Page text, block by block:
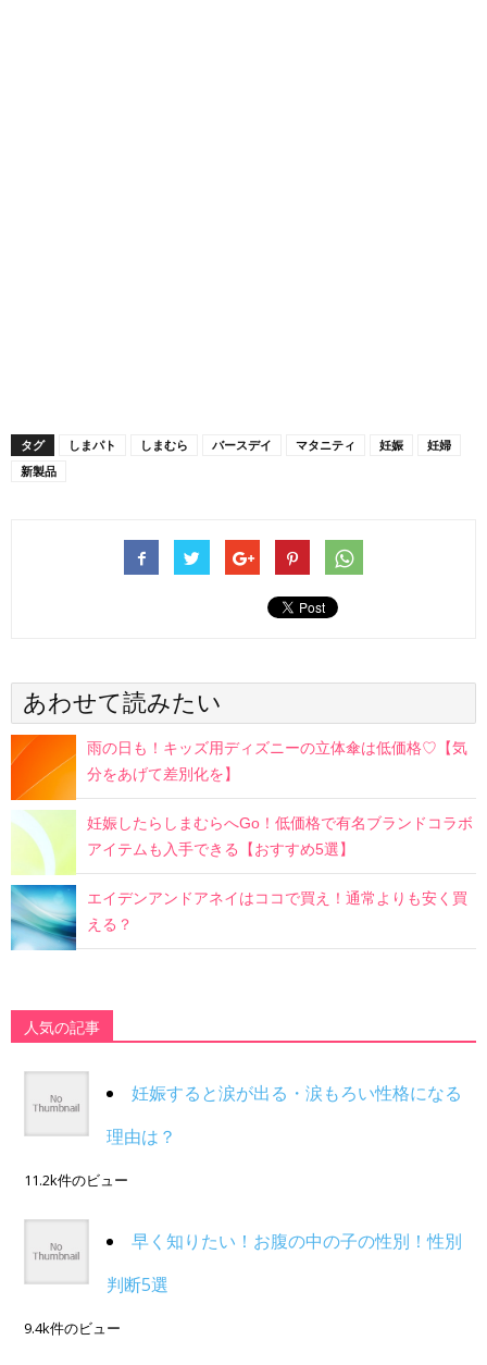
タグ しまパト しまむら バースデイ マタニティ 妊娠
妊婦
新製品
あわせて読みたい
雨の日も！キッズ用ディズニーの立体傘は低価格♡【気
分をあげて差別化を】
妊娠したらしまむらへGo！低価格で有名ブランドコラボ
アイテムも入手できる【おすすめ5選】
エイデンアンドアネイはココで買え！通常よりも安く買
える？
人気の記事
妊娠すると涙が出る・涙もろい性格になる
理由は？
11.2k件のビュー
早く知りたい！お腹の中の子の性別！性別
判断5選
9.4k件のビュー